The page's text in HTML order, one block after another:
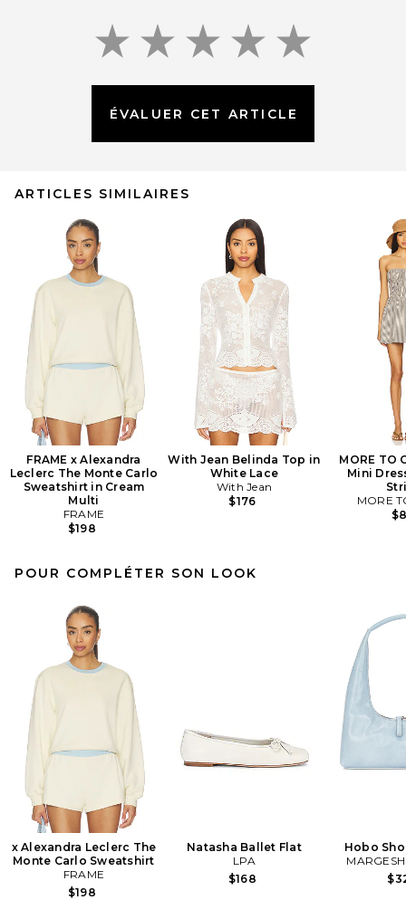
ÉVALUER CET ARTICLE
ARTICLES SIMILAIRES
FRAME x Alexandra
Leclerc The Monte Carlo
Sweatshirt in Cream
Multi
FRAME
$198
With Jean Belinda Top in
White Lace
With Jean
$176
MORE TO
Mini
MORE
POUR COMPLÉTER SON LOOK
x Alexandra Leclerc The
Monte Carlo Sweatshirt
FRAME
$198
Natasha Ballet Flat
LPA
$168
Hobo